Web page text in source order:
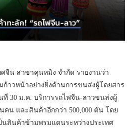
จีน สาขาคุนหมิง จำกัด รายงานว่า
าวหน้าอย่างยิ่งด้านการขนส่งผู้โดยสาร
ที่ 30 ม.ค. บริการรถไฟจีน-ลาวขนส่งผู้
คน และสินค้าอีกกว่า 500,000 ตัน โดย
นสินค้าข้ามพรมแดนระหว่างประเทศ